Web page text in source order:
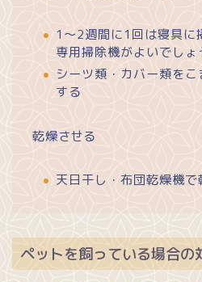
1～2週間に1回は寝具に
専用掃除機がよいでしょ
シーツ類・カバー類を
する
乾燥させる
天日干し・布団乾燥機で
ペットを飼っている場合の